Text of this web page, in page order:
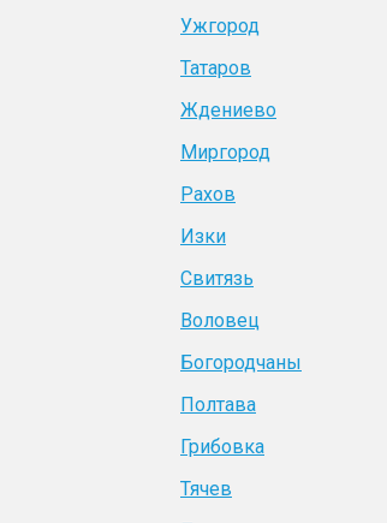
Ужгород
Татаров
Ждениево
Миргород
Рахов
Изки
Свитязь
Воловец
Богородчаны
Полтава
Грибовка
Тячев